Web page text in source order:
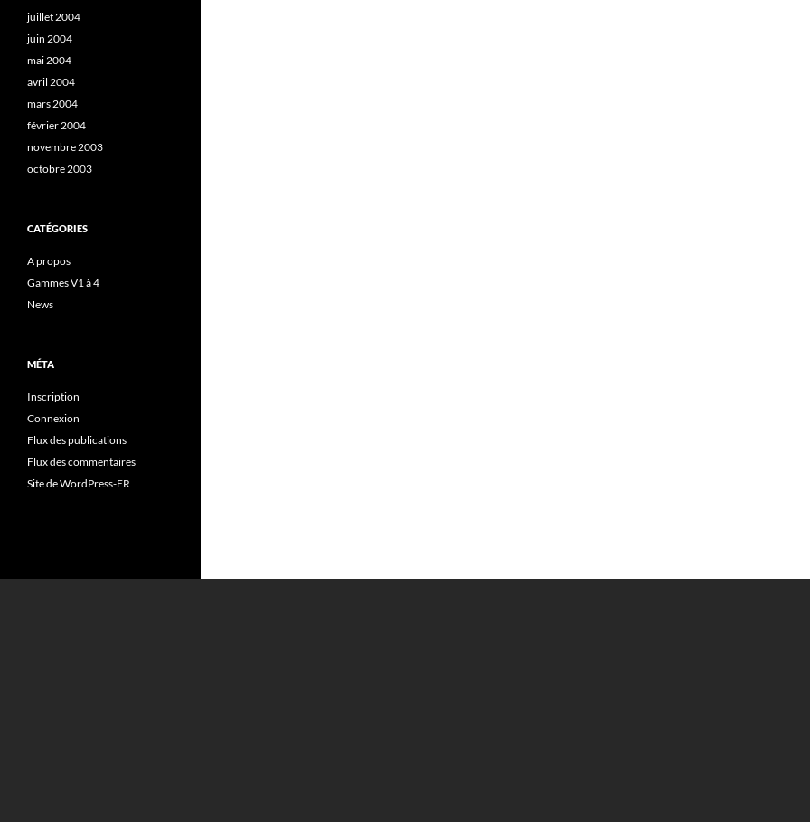
juillet 2004
juin 2004
mai 2004
avril 2004
mars 2004
février 2004
novembre 2003
octobre 2003
CATÉGORIES
A propos
Gammes V1 à 4
News
MÉTA
Inscription
Connexion
Flux des publications
Flux des commentaires
Site de WordPress-FR